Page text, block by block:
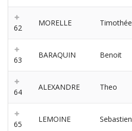
62
MORELLE Timothée
63
BARAQUIN Benoit
64
ALEXANDRE Theo
65
LEMOINE Sebastien